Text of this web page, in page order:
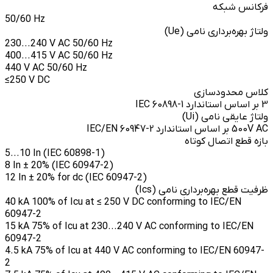
فرکانس شبکه
50/60 Hz
ولتاژ بهره‌برداری نامی (Ue)
230...240 V AC 50/60 Hz
400...415 V AC 50/60 Hz
440 V AC 50/60 Hz
≤250 V DC
کلاس محدودسازی
3 بر اساس استاندارد IEC 60898-1
ولتاژ عایقی نامی (Ui)
500V AC بر اساس استاندارد IEC/EN 60947-2
بازه قطع اتصال کوتاه
5...10 In (IEC 60898-1)
8 In ± 20% (IEC 60947-2)
12 In ± 20% for dc (IEC 60947-2)
ظرفیت قطع بهره‌برداری نامی (Ics)
40 kA 100% of Icu at ≤ 250 V DC conforming to IEC/EN
60947-2
15 kA 75% of Icu at 230...240 V AC conforming to IEC/EN
60947-2
4.5 kA 75% of Icu at 440 V AC conforming to IEC/EN 60947-
2